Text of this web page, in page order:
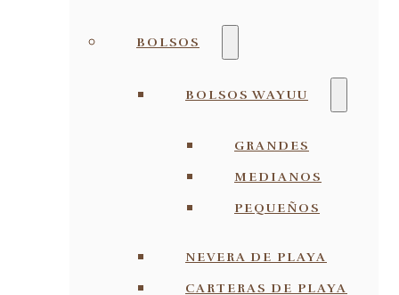
BOLSOS
BOLSOS WAYUU
GRANDES
MEDIANOS
PEQUEÑOS
NEVERA DE PLAYA
CARTERAS DE PLAYA